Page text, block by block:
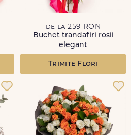
de la 259 RON
Buchet trandafiri rosii
elegant
Trimite Flori